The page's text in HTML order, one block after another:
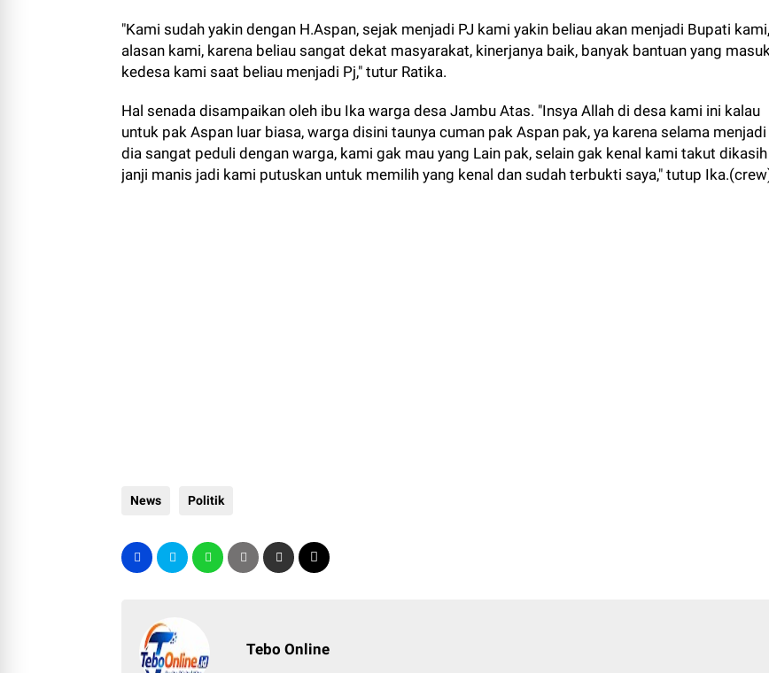
"Kami sudah yakin dengan H.Aspan, sejak menjadi PJ kami yakin beliau akan menjadi Bupati kami,
alasan kami, karena beliau sangat dekat masyarakat, kinerjanya baik, banyak bantuan yang
kedesa kami saat beliau menjadi Pj," tutur Ratika.
Hal senada disampaikan oleh ibu Ika warga desa Jambu Atas. "Insya Allah di desa kami ini kalau
untuk pak Aspan luar biasa, warga disini taunya cuman pak Aspan pak, ya karena selama menjadi
dia sangat peduli dengan warga, kami gak mau yang Lain pak, selain gak kenal kami takut dikasih
janji manis jadi kami putuskan untuk memilih yang kenal dan sudah terbukti saya," tutup
News Politik
Tebo Online